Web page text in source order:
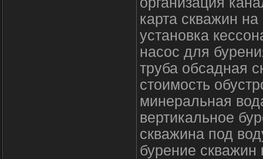
карта скважин на
установка
насос для
труба обсадная
стоимость
минеральная
вертикальное
скважина под
бурение скважин